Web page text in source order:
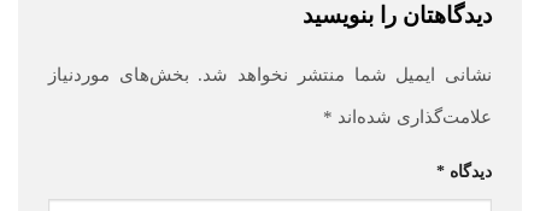
دیدگاهتان را بنویسید
نشانی ایمیل شما منتشر نخواهد شد. بخش‌های موردنیاز
علامت‌گذاری شده‌اند *
دیدگاه *